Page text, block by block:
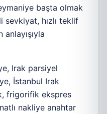
başta olmak
sevkiyat, hızlı teklif
Irak parsiyel
İstanbul Irak
frigorifik ekspres
nakliye anahtar